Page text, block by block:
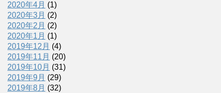
2020年4月 (1)
2020年3月 (2)
2020年2月 (2)
2020年1月 (1)
2019年12月 (4)
2019年11月 (20)
2019年10月 (31)
2019年9月 (29)
2019年8月 (32)